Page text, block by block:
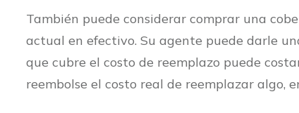
También puede considerar comprar una
actual en efectivo. Su agente puede darle
que cubre el costo de reemplazo puede
reembolse el costo real de reemplazar algo,